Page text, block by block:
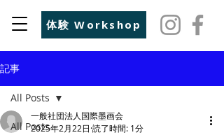
体験 Workshop
記事
All Posts
All Posts
一般社団法人国際墨画会
2025年2月22日 読了時間: 1分